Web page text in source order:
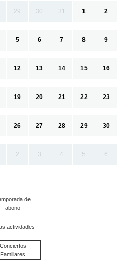
29 30 31 1 2
5 6 7 8 9
12 13 14 15 16
19 20 21 22 23
26 27 28 29 30
2 3 4 5 6
de
abono
actividades
Conciertos
Familiares